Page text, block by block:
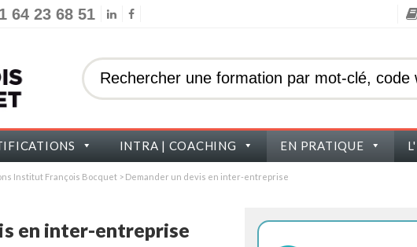
64 23 68 51
INTRA | COACHING EN PRATIQUE
Institut François Bocquet > Demander un devis en inter-entreprise
en inter-entreprise